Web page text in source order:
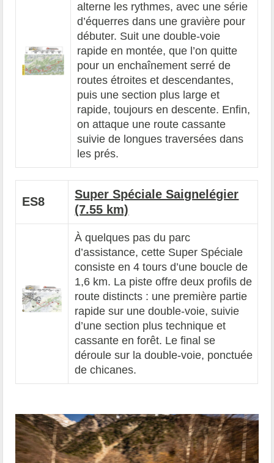
alterne les rythmes, avec une série
d’équerres dans une gravière pour
débuter. Suit une double-voie
rapide en montée, que l’on quitte
pour un enchaînement serré de
routes étroites et descendantes,
puis une section plus large et
rapide, toujours en descente. Enfin,
on attaque une route cassante
suivie de longues traversées dans
les prés.
ES8
Super Spéciale Saignelégier
(7.55 km)
À quelques pas du parc
d’assistance, cette Super Spéciale
consiste en 4 tours d’une boucle de
1,6 km. La piste offre deux profils de
route distincts : une première partie
rapide sur une double-voie, suivie
d’une section plus technique et
cassante en forêt. Le final se
déroule sur la double-voie, ponctuée
de chicanes.